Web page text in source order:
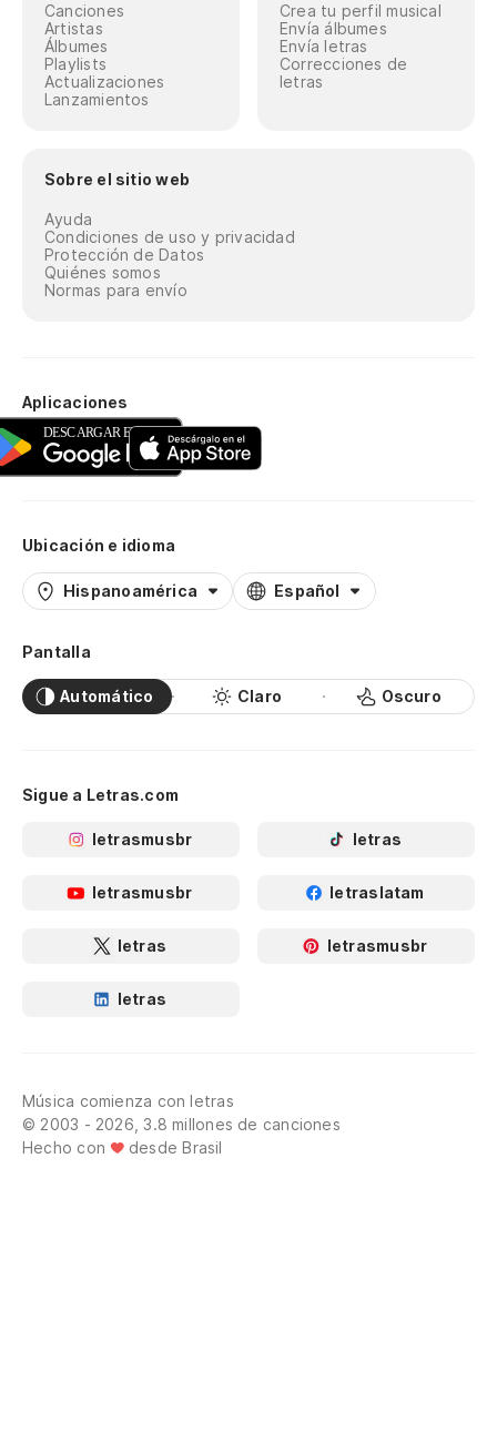
Canciones
Artistas
Álbumes
Playlists
Actualizaciones
Lanzamientos
Crea tu perfil musical
Envía álbumes
Envía letras
Correcciones de
letras
Sobre el sitio web
Ayuda
Condiciones de uso y privacidad
Protección de Datos
Quiénes somos
Normas para envío
Aplicaciones
Ubicación e idioma
Hispanoamérica Español
Pantalla
Automático Claro Oscuro
Sigue a Letras.com
letrasmusbr letras
letrasmusbr letraslatam
letras letrasmusbr
letras
Música comienza con letras
© 2003 - 2026, 3.8 millones de canciones
Hecho con
desde Brasil